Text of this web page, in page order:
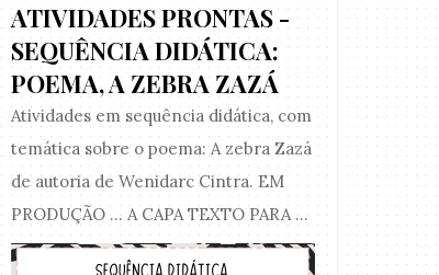
ATIVIDADES PRONTAS - PARA
COLORIR
ATIVIDADE
TEMÁTICA
ATIVIDADES PRONTAS -
SEQUÊNCIA DIDÁTICA:
POEMA, A ZEBRA ZAZÁ
Atividades em sequência didática, com
temática sobre o poema: A zebra Zazá
de autoria de Wenidarc Cintra. EM
PRODUÇÃO ... A CAPA TEXTO PARA ...